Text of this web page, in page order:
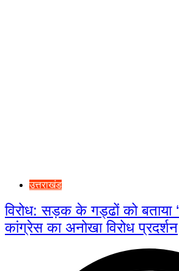
उत्तराखंड
विरोध: सड़क के गड्ढों को बताया
कांग्रेस का अनोखा विरोध प्रदर्शन